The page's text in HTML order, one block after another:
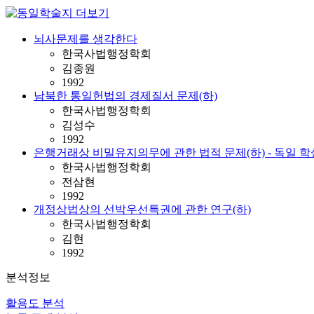
뇌사문제를 생각한다
한국사법행정학회
김종원
1992
남북한 통일헌법의 경제질서 문제(하)
한국사법행정학회
김성수
1992
은행거래상 비밀유지의무에 관한 법적 문제(하) - 독일
한국사법행정학회
전삼현
1992
개정상법상의 선박우선특권에 관한 연구(하)
한국사법행정학회
김현
1992
분석정보
활용도 분석